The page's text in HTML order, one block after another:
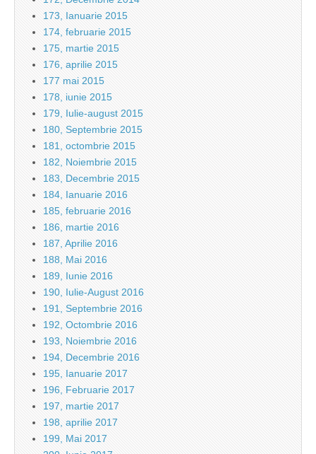
173, Ianuarie 2015
174, februarie 2015
175, martie 2015
176, aprilie 2015
177 mai 2015
178, iunie 2015
179, Iulie-august 2015
180, Septembrie 2015
181, octombrie 2015
182, Noiembrie 2015
183, Decembrie 2015
184, Ianuarie 2016
185, februarie 2016
186, martie 2016
187, Aprilie 2016
188, Mai 2016
189, Iunie 2016
190, Iulie-August 2016
191, Septembrie 2016
192, Octombrie 2016
193, Noiembrie 2016
194, Decembrie 2016
195, Ianuarie 2017
196, Februarie 2017
197, martie 2017
198, aprilie 2017
199, Mai 2017